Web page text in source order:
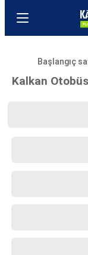
Başlangıç
Kalkan